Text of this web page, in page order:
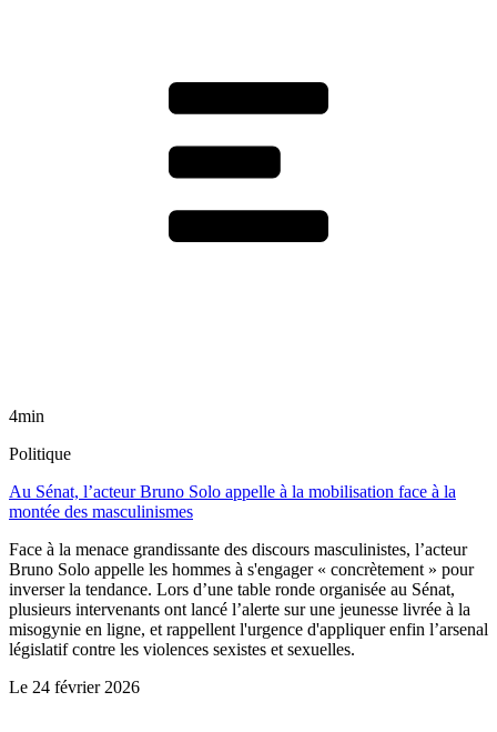
4min
Politique
Au Sénat, l’acteur Bruno Solo appelle à la mobilisation face à la
montée des masculinismes
Face à la menace grandissante des discours masculinistes, l’acteur
Bruno Solo appelle les hommes à s'engager « concrètement » pour
inverser la tendance. Lors d’une table ronde organisée au Sénat,
plusieurs intervenants ont lancé l’alerte sur une jeunesse livrée à la
misogynie en ligne, et rappellent l'urgence d'appliquer enfin l’arsenal
législatif contre les violences sexistes et sexuelles.
Le 24 février 2026